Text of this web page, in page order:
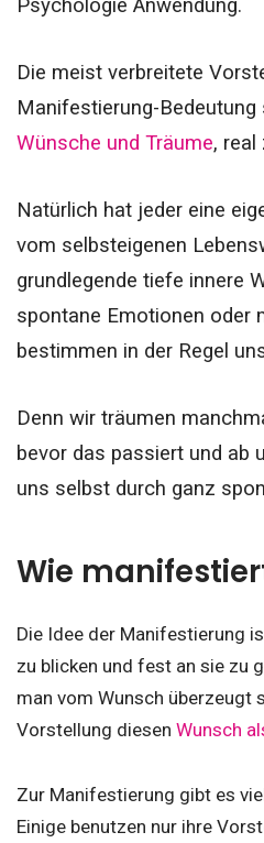
Psychologie Anwendung.
Die meist verbreitete
Manifestierung-
Wünsche und Träume, real
Natürlich hat jeder eine
vom selbsteigenen
grundlegende tiefe innere
spontane Emotionen oder
bestimmen in der Regel
Denn wir träumen
bevor das passiert und ab
uns selbst durch ganz
Wie
Die Idee der Manifestierung
zu blicken und fest an sie zu
man vom Wunsch überzeugt
Vorstellung diesen Wunsch
Zur Manifestierung gibt es
Einige benutzen nur ihre